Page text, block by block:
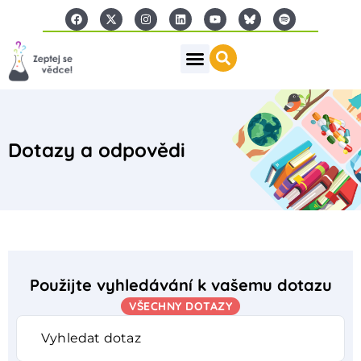
Dotazy a odpovědi
Použijte vyhledávání k vašemu dotazu
VŠECHNY DOTAZY